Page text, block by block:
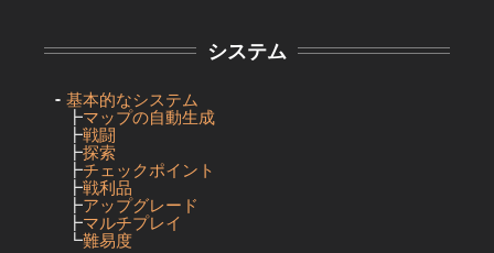
システム
基本的なシステム
┣マップの自動生成
┣戦闘
┣探索
┣チェックポイント
┣戦利品
┣アップグレード
┣マルチプレイ
┗難易度